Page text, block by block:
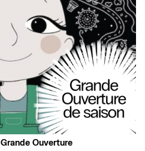
Grande Ouverture